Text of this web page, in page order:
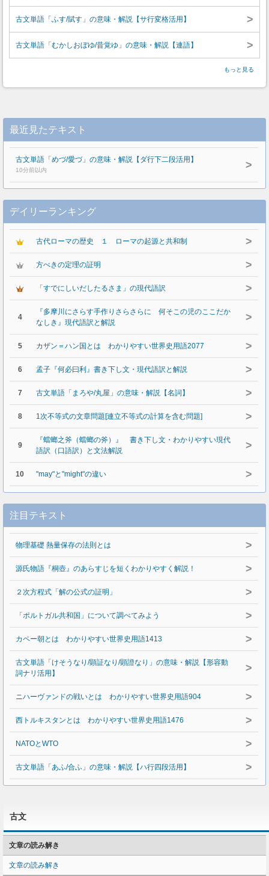
古文単語「ふす/賦す」の意味・解説【サ行変格活用】 >
古文単語「むかしおぼゆ/昔覚ゆ」の意味・解説【連語】 >
もっと見る
最近見たテキスト
古文単語「めづ/愛づ」の意味・解説【ダ行下二段活用】
10分前以内 >
デイリーランキング
古代ローマの歴史 １ ローマの起源と共和制 >
方べきの定理の証明 >
「すでにしいだしたるさま」の現代語訳 >
4
『多摩川にさらす手作りさらさらに 何そこの児のここだか
なしき』現代語訳と解説
>
5 カザン＝ハン国とは わかりやすい世界史用語2077 >
6 孟子『何必曰利』書き下し文・現代語訳と解説 >
7 古文単語「まろや/丸屋」の意味・解説【名詞】 >
8 1次不等式の文章問題[連立不等式の計算を含む問題] >
9
『蟷螂之斧（蟷螂の斧）』 書き下し文・わかりやすい現代
語訳（口語訳）と文法解説
>
10 "may"と"might"の違い >
注目テキスト
物理基礎 熱量保存の法則とは >
源氏物語『桐壺』のあらすじを短くわかりやすく解説！ >
２次方程式「解の公式の証明」 >
「ポルトガル共和国」について調べてみよう >
カペー朝とは わかりやすい世界史用語1413 >
古文単語「けそうなり/顕証なり/顕證なり」の意味・解説【形容動
詞ナリ活用】
>
ニハーヴァンドの戦いとは わかりやすい世界史用語904 >
西トルキスタンとは わかりやすい世界史用語1476 >
NATOとWTO >
古文単語「あふ/合ふ」の意味・解説【ハ行四段活用】 >
古文
文章の読み解き
文章の読み解き